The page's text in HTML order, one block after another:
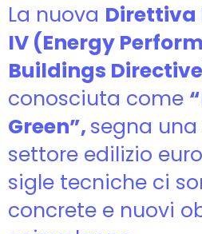
La nuova Direttiva
IV (Energy
Buildings
conosciuta come
Green”, segna
settore edilizio
sigle tecniche ci
concrete e nuovi